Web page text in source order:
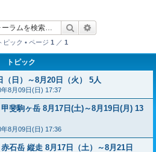
検索
ピック • ページ 1 ／ 1
トピック
日）～8月20日（火） 5人
年8月09日(日) 17:37
斐駒ヶ岳 8月17日(土)～8月19日(月) 13
年8月09日(日) 17:36
石岳 縦走 8月17日（土）～8月21日